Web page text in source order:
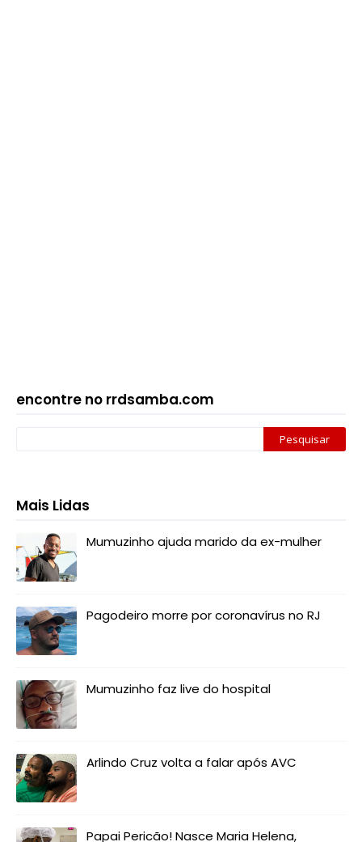
encontre no rrdsamba.com
Mais Lidas
Mumuzinho ajuda marido da ex-mulher
Pagodeiro morre por coronavírus no RJ
Mumuzinho faz live do hospital
Arlindo Cruz volta a falar após AVC
Papai Pericão! Nasce Maria Helena,